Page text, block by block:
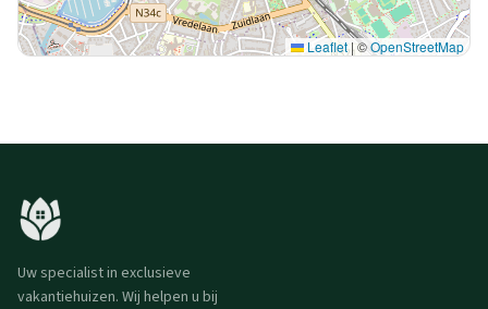
Leaflet |©OpenStreetMap
Uw specialist in exclusieve
vakantiehuizen. Wij helpen u bij